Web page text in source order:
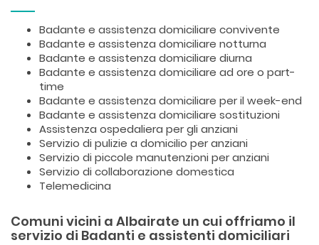
Badante e assistenza domiciliare convivente
Badante e assistenza domiciliare notturna
Badante e assistenza domiciliare diurna
Badante e assistenza domiciliare ad ore o part-
time
Badante e assistenza domiciliare per il week-end
Badante e assistenza domiciliare sostituzioni
Assistenza ospedaliera per gli anziani
Servizio di pulizie a domicilio per anziani
Servizio di piccole manutenzioni per anziani
Servizio di collaborazione domestica
Telemedicina
Comuni vicini a Albairate un cui offriamo il
servizio di Badanti e assistenti domiciliari